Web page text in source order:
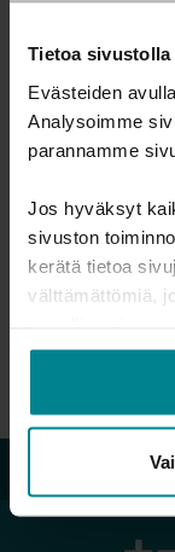
Tietoa
Evästeiden
Analysoimme
parannamme
Jos hyväksyt
sivuston
kerätä tietoa
välttämättömiä,
Miten ottaa
Koulutukset
Tulevat